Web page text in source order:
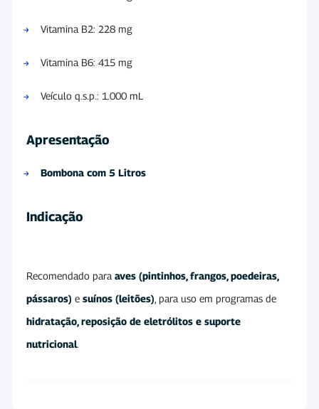
Vitamina B2: 228 mg
Vitamina B6: 415 mg
Veículo q.s.p.: 1.000 mL
Apresentação
Bombona com 5 Litros
Indicação
Recomendado para aves (pintinhos, frangos, poedeiras,
pássaros) e suínos (leitões) , para uso em programas de
hidratação, reposição de eletrólitos e suporte
nutricional.